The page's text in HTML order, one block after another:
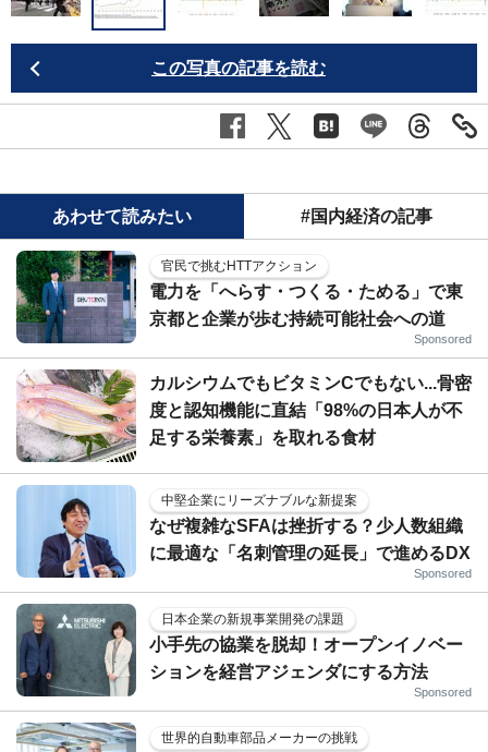
この写真の記事を読む
あわせて読みたい #国内経済の記事
官民で挑むHTTアクション
電力を「へらす・つくる・ためる」で東
京都と企業が歩む持続可能社会への道
Sponsored
カルシウムでもビタミンCでもない...骨密
度と認知機能に直結「98%の日本人が不
足する栄養素」を取れる食材
中堅企業にリーズナブルな新提案
なぜ複雑なSFAは挫折する？少人数組織
に最適な「名刺管理の延長」で進めるDX
Sponsored
日本企業の新規事業開発の課題
小手先の協業を脱却！オープンイノベー
ションを経営アジェンダにする方法
Sponsored
世界的自動車部品メーカーの挑戦